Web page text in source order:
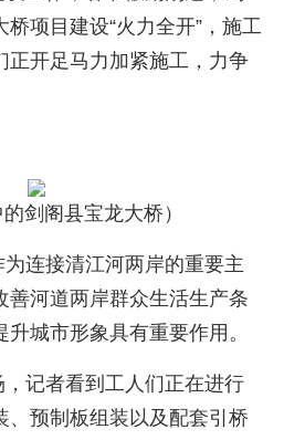
项目建设“火力全开”，施工
正开足马力加紧施工，力争
的剑阁县宝龙大桥）
连接清江河两岸的重要主
善河道两岸群众生活生产条
城市形象具有重要作用。
记者看到工人们正在进行
、预制板组装以及配套引桥